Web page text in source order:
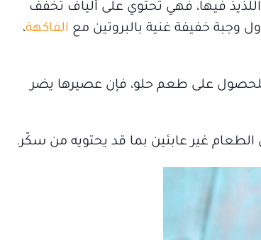
فيها، فهي تحتوي على ألياف تخفف
وجبة خفيفة غنية بالبروتين مع الفاكهة،
للحصول على طعم حلو، فإن عصيرها يضر
الطعام غير عابئين بما قد يحتويه من سكّر.